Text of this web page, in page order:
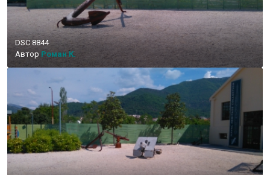
DSC 8844
Автор Роман К.